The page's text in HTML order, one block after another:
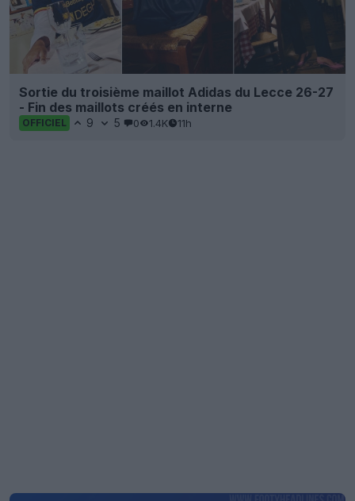
Sortie du troisième maillot Adidas du Lecce 26-27
- Fin des maillots créés en interne
OFFICIEL 9 5 0 1.4K 11h